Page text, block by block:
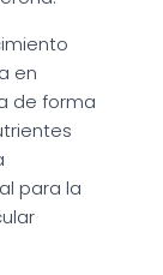
en
de forma
para la